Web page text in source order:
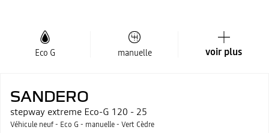
Eco G manuelle voir plus
SANDERO
stepway extreme Eco-G 120 - 25
Véhicule neuf - Eco G - manuelle - Vert Cèdre